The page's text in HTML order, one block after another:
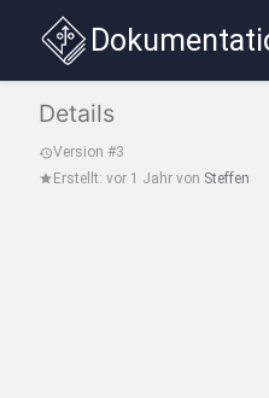
Details
Version #3
Erstellt: vor 1 Jahr von Steffen